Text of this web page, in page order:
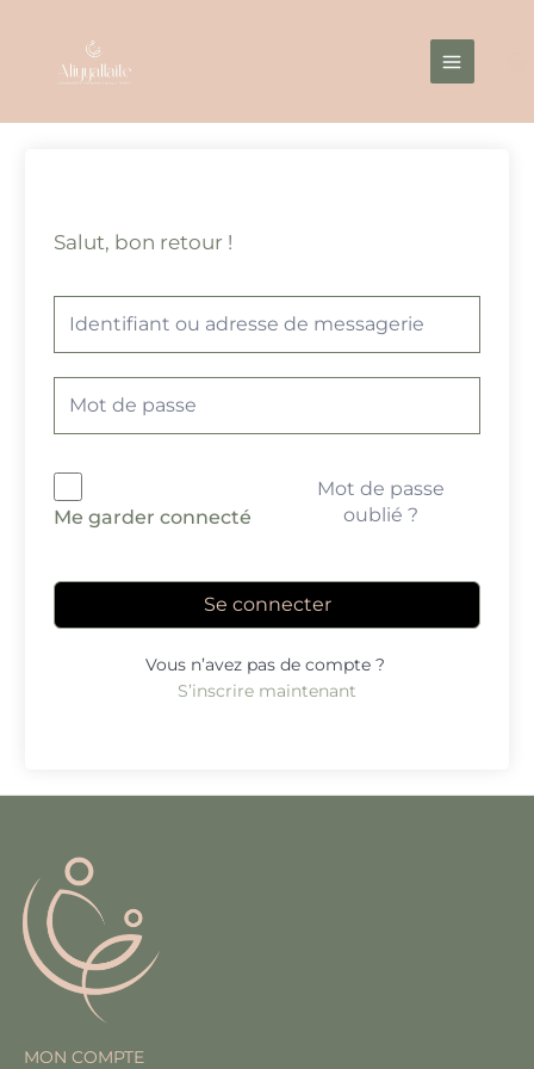
contenu
Menu
Salut, bon retour !
Me garder connecté
Mot de passe
oublié ?
Se connecter
Vous n’avez pas de compte ?
S’inscrire maintenant
MON COMPTE